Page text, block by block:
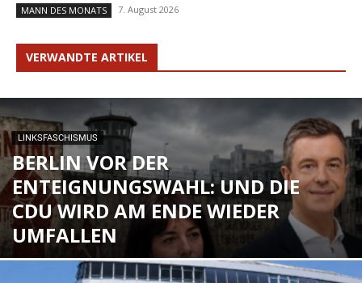
MANN DES MONATS 7. August 2026
VERWANDTE ARTIKEL
LINKSFASCHISMUS
BERLIN VOR DER
ENTEIGNUNGSWAHL: UND DIE
CDU WIRD AM ENDE WIEDER
UMFALLEN